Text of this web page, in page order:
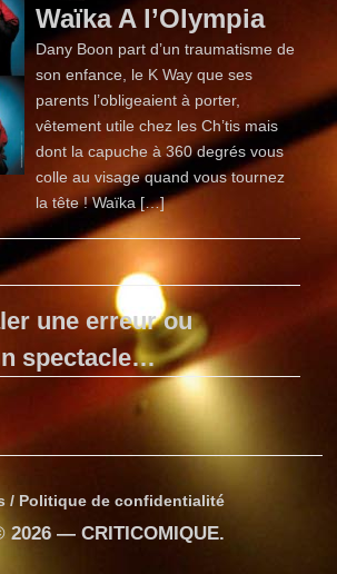
Waïka A l’Olympia
Dany Boon part d’un traumatisme de
son enfance, le K Way que ses
parents l’obligeaient à porter,
vêtement utile chez les Ch’tis mais
dont la capuche à 360 degrés vous
colle au visage quand vous tournez
la tête ! Waïka […]
une erreur ou
spectacle…
/ Politique de confidentialité
2026 —CRITICOMIQUE.